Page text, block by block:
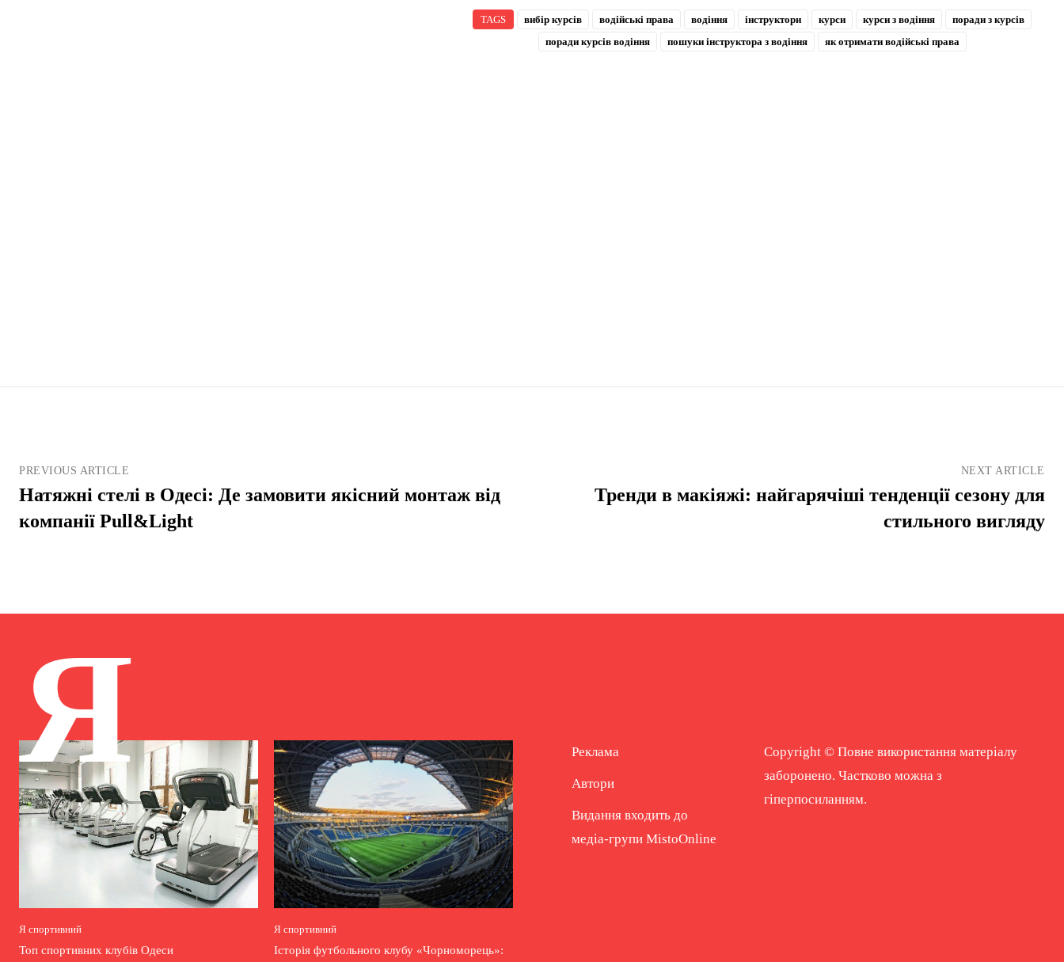
TAGS вибір курсів водійські права водіння інструктори курси курси з водіння
поради з курсів
поради курсів водіння
пошуки інструктора з водіння як отримати водійські права
PREVIOUS ARTICLE
Натяжні стелі в Одесі: Де замовити якісний монтаж від
компанії Pull&Light
NEXT ARTICLE
Тренди в макіяжі: найгарячіші тенденції сезону для
стильного вигляду
Я
Я спортивний
Топ спортивних клубів Одеси
Я спортивний
Історія футбольного клубу «Чорноморець»:
Реклама
Автори
Видання входить до
медіа-групи MistoOnline
Copyright © Повне використання матеріалу
заборонено. Частково можна з
гіперпосиланням.